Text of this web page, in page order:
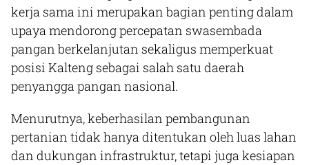
kerja sama ini merupakan bagian penting dalam
upaya mendorong percepatan swasembada
pangan berkelanjutan sekaligus memperkuat
posisi Kalteng sebagai salah satu daerah
penyangga pangan nasional.
Menurutnya, keberhasilan pembangunan
pertanian tidak hanya ditentukan oleh luas lahan
dan dukungan infrastruktur, tetapi juga kesiapan